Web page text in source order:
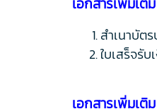
สำเนาบัต
ใบเสร็จรั
เอกสารเพิ่มเ